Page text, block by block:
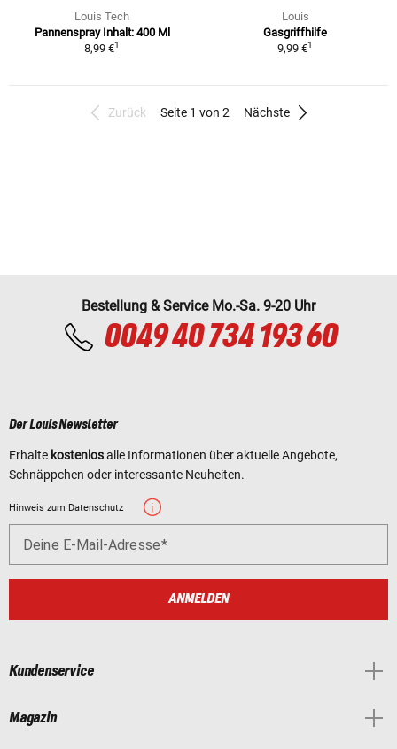
Louis Tech
Pannenspray Inhalt: 400 Ml
8,99 €1
Louis
Gasgriffhilfe
9,99 €1
Zurück Seite 1 von 2 Nächste
Bestellung & Service Mo.-Sa. 9-20 Uhr
0049 40 734 193 60
Der Louis Newsletter
Erhalte kostenlosalle Informationen über aktuelle Angebote,
Schnäppchen oder interessante Neuheiten.
Hinweis zum Datenschutz
Deine E-Mail-Adresse
ANMELDEN
Kundenservice
Magazin